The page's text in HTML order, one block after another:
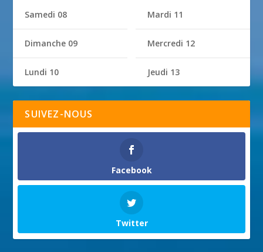
Samedi 08
Dimanche 09
Lundi 10
Mardi 11
Mercredi 12
Jeudi 13
SUIVEZ-NOUS
Facebook
Twitter